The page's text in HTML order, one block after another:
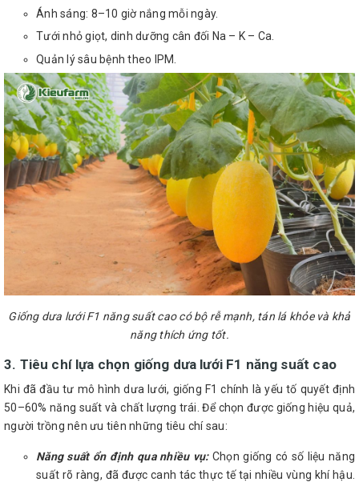
Ánh sáng: 8–10 giờ nắng mỗi ngày.
Tưới nhỏ giọt, dinh dưỡng cân đối Na – K – Ca.
Quản lý sâu bệnh theo IPM.
Giống dưa lưới F1 năng suất cao có bộ rễ mạnh, tán lá khỏe và khả
năng thích ứng tốt.
3. Tiêu chí lựa chọn giống dưa lưới F1 năng suất cao
Khi đã đầu tư mô hình dưa lưới, giống F1 chính là yếu tố quyết định
50–60% năng suất và chất lượng trái. Để chọn được giống hiệu quả,
người trồng nên ưu tiên những tiêu chí sau:
Năng suất ổn định qua nhiều vụ: Chọn giống có số liệu năng
suất rõ ràng, đã được canh tác thực tế tại nhiều vùng khí hậu.